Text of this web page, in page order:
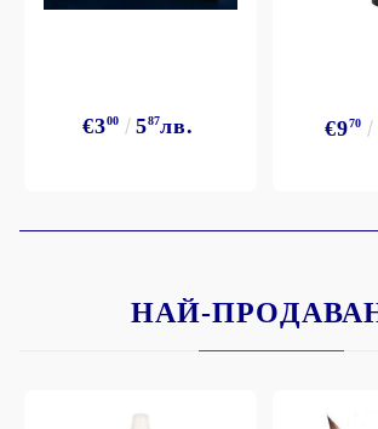
€300 587лв. €970
НАЙ-